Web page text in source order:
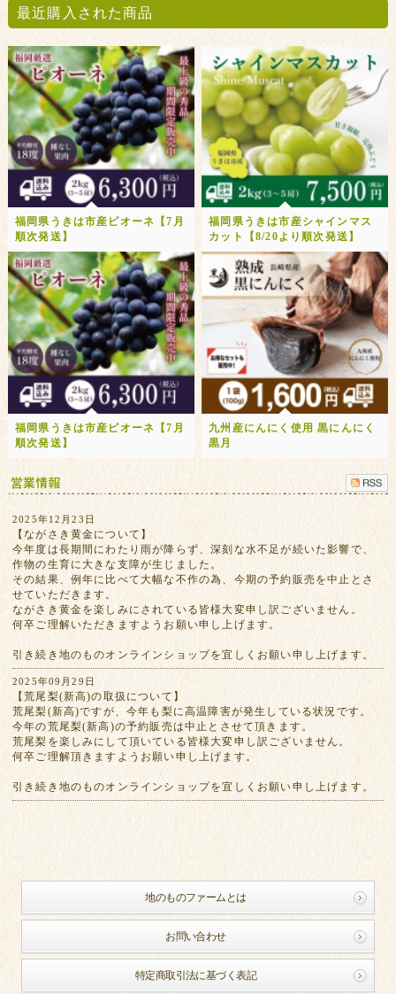
最近購入された商品
福岡県うきは市産ピオーネ【7月
順次発送】
福岡県うきは市産シャインマス
カット【8/20より順次発送】
福岡県うきは市産ピオーネ【7月
順次発送】
九州産にんにく使用 黒にんにく
黒月
2025年12月23日
【ながさき黄金について】
今年度は長期間にわたり雨が降らず、深刻な水不足が続いた影響で、
作物の生育に大きな支障が生じました。
その結果、例年に比べて大幅な不作の為、今期の予約販売を中止とさ
せていただきます。
ながさき黄金を楽しみにされている皆様大変申し訳ございません。
何卒ご理解いただきますようお願い申し上げます。
引き続き地のものオンラインショップを宜しくお願い申し上げます。
2025年09月29日
【荒尾梨(新高)の取扱について】
荒尾梨(新高)ですが、今年も梨に高温障害が発生している状況です。
今年の荒尾梨(新高)の予約販売は中止とさせて頂きます。
荒尾梨を楽しみにして頂いている皆様大変申し訳ございません。
何卒ご理解頂きますようお願い申し上げます。
引き続き地のものオンラインショップを宜しくお願い申し上げます。
地のものファームとは
お問い合わせ
特定商取引法に基づく表記